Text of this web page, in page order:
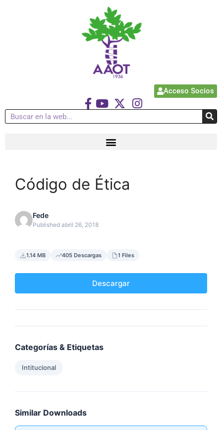
Acceso Socios
Código de Ética
Fede
Published abril 26, 2018
1.14 MB 405 Descargas 1 Files
Descargar
Categorías & Etiquetas
Intitucional
Similar Downloads